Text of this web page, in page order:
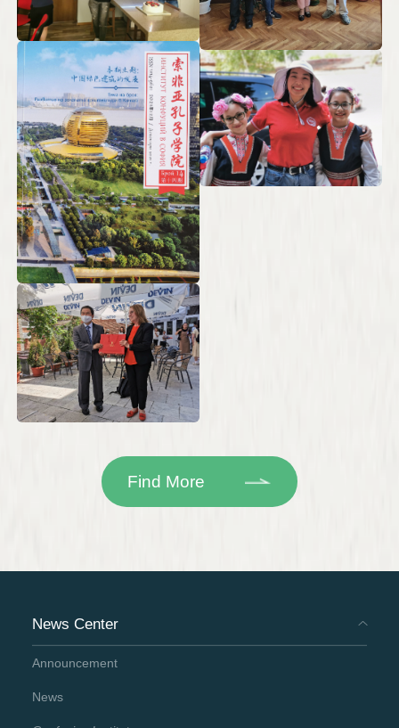
Find More
News Center
Announcement
News